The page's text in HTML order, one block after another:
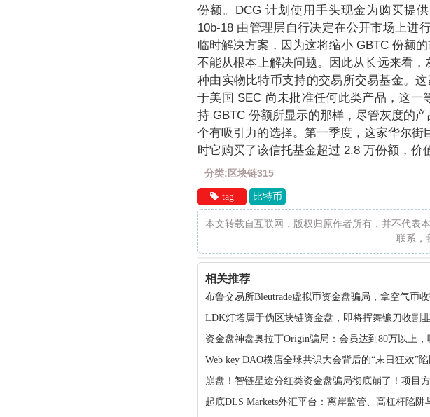
份额。DCG 计划使用手头现金为购买提
10b-18 由管理层自行决定在公开市场上进
临时解决方案，因为这将缩小 GBTC 份额
不能从根本上解决问题。因此从长远来看
种由实物比特币支持的交易所交易基金。
于美国 SEC 尚未批准任何此类产品，这
持 GBTC 份额所显示的那样，尽管灰度的
个有吸引力的选择。第一季度，这家华尔
时它购买了该信托基金超过 2.8 万份额，价
分类:区块链315
tag 比特币
本文转载自互联网，版权归原作者所有，并不代表
联系，
相关推荐
布鲁交易所Bleutrade虚拟币资金盘骗局，拿空气币
LDK灯塔属于伪区块链资金盘，即将挥舞镰刀收割韭
资金盘神盘奥拉丁Origin骗局：会员达到80万以上
Web key DAO横店全球共识大会背后的“末日狂欢”陷
崩盘！智链星途分红类资金盘骗局彻底崩了！项目
起底DLS Markets外汇平台：离岸监管、高杠杆陷阱